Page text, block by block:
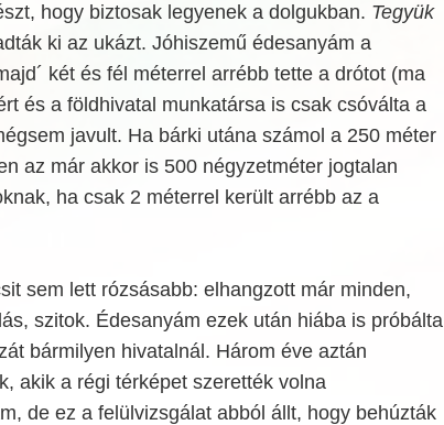
hogy biztosak legyenek a dolgukban. Tegyük
ki az ukázt. Jóhiszemű édesanyám a
két és fél méterrel arrébb tette a drótot (ma
és a földhivatal munkatársa is csak csóválta a
javult. Ha bárki utána számol a 250 méter
az már akkor is 500 négyzetméter jogtalan
ha csak 2 méterrel került arrébb az a
sem lett rózsásabb: elhangzott már minden,
szitok. Édesanyám ezek után hiába is próbálta
bármilyen hivatalnál. Három éve aztán
akik a régi térképet szerették volna
de ez a felülvizsgálat abból állt, hogy behúzták